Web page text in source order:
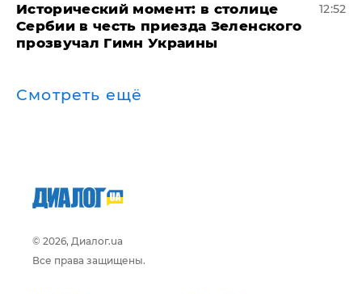
Исторический момент: в столице
Сербии в честь приезда Зеленского
прозвучал Гимн Украины
12:52
Смотреть ещё
© 2026, Диалог.ua
Все права защищены.